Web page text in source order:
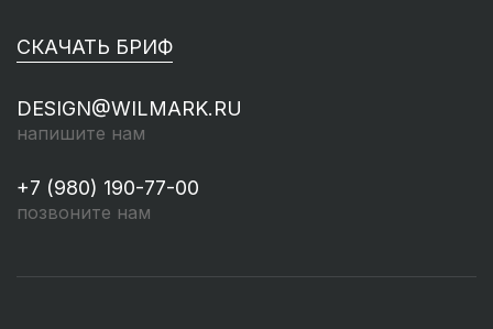
СКАЧАТЬ БРИФ
DESIGN@WILMARK.RU
напишите нам
+7 (980) 190-77-00
позвоните нам